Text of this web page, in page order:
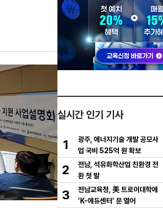
실시간 인기 기사
1
광주, 에너지기술 개발 공모사
업 국비 525억 원 확보
2
전남, 석유화학산업 친환경 전
환 첫 발
3
전남교육청, 美 트로이대학에
‘K-에듀센터’ 문 열어